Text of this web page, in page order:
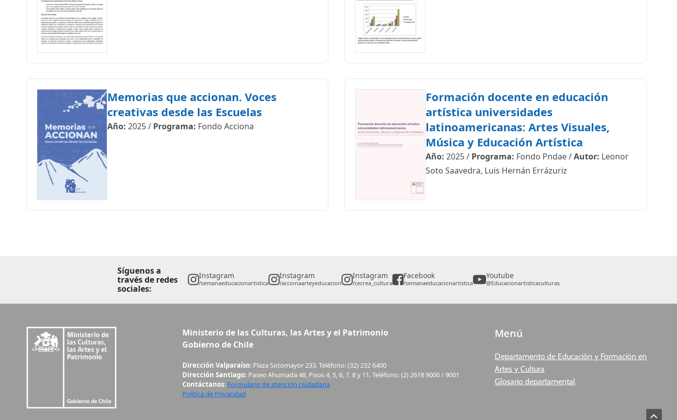
Memorias que accionan. Voces
creativas desde las Escuelas
Año: 2025/ Programa: Fondo Acciona
Formación docente en educación
artística universidades
latinoamericanas: Artes Visuales,
Música y Educación Artística
Año: 2025/ Programa: Fondo Pndae/Autor: Leonor
Soto Saavedra, Luis Hernán Errázuriz
Síguenos a
través de redes
sociales:
Instagram
/semanaeducacionartistica
Instagram
/accionaarteyeducacion
Instagram
/cecrea_cultura
Facebook
/semanaeducacionartistica
Youtube
@Educacionartisticaculturas
Ministerio de las Culturas, las Artes y el Patrimonio
Gobierno de Chile
Dirección Valparaíso: Plaza Sotomayor 233. Teléfono: (32) 232 6400
Dirección Santiago: Paseo Ahumada 48, Pisos 4, 5, 6, 7, 8 y 11. Teléfono: (2) 2618 9000 / 9001
Contáctanos: Formulario de atención ciudadana
Política de Privacidad
Menú
Departamento de Educación y Formación en
Artes y Cultura
Glosario departamental